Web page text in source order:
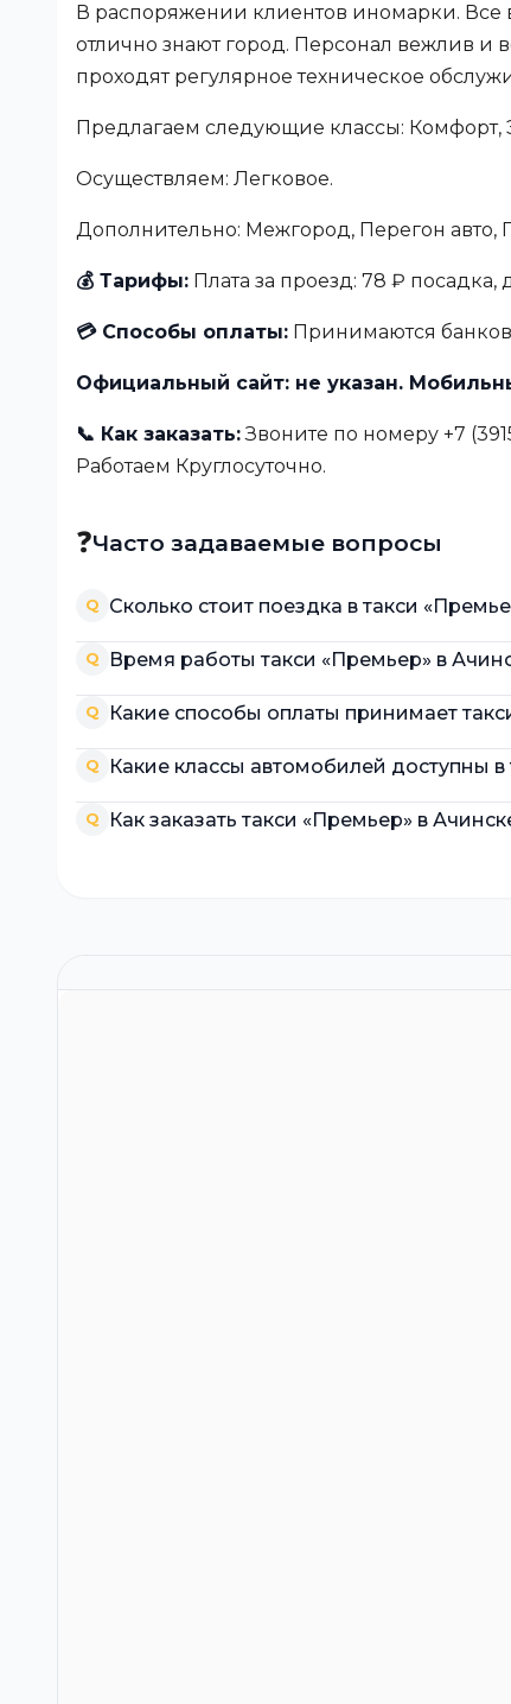
В распоряжении клиентов иномарки.
отлично знают город. Персонал вежлив
проходят регулярное техническое
Предлагаем следующие классы: Комфорт,
Осуществляем: Легковое.
Дополнительно: Межгород, Перегон авто,
💰 Тарифы: Плата за проезд: 78 ₽ посадка,
💳 Способы оплаты: Принимаются
Официальный сайт: не указан.
📞 Как заказать:Звоните по номеру +7
Работаем Круглосуточно.
❓Часто задаваемые вопросы
Q Сколько стоит поездка в такси
Q Время работы такси «Премьер» в
Q Какие способы оплаты принимает
Q Какие классы автомобилей доступны в
Q Как заказать такси «Премьер» в